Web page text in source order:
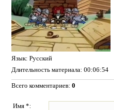
Язык: Русский
Длительность материала: 00:06:54
Всего комментариев: 0
Имя *: